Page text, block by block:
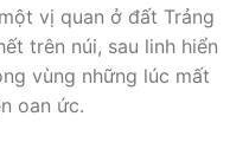
vị quan ở đất Trảng
trên núi, sau linh hiển
vùng những lúc mất
oan ức.